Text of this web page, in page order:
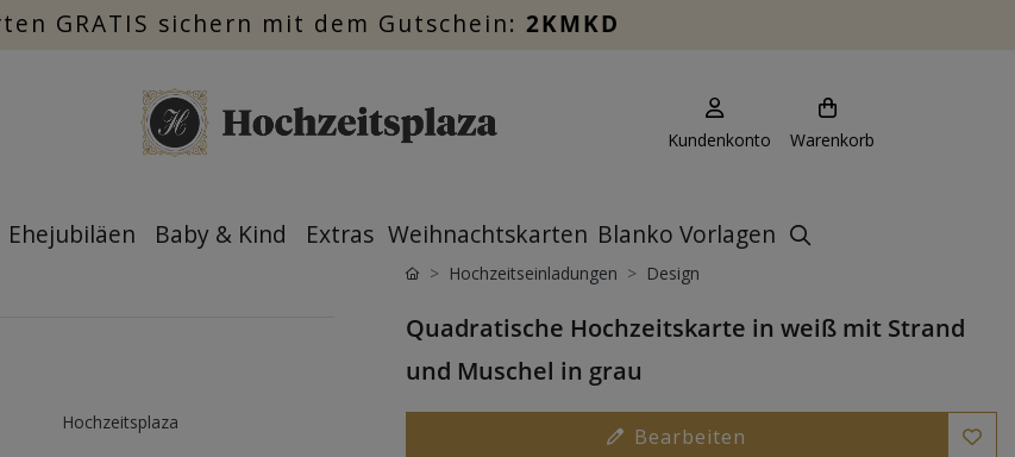
GRATIS sichern mit dem Gutschein: 2KMKD
Kundenkonto Warenkorb
Ehejubiläen Baby & Kind Extras Weihnachtskarten Blanko Vorlagen
Hochzeitsplaza
Hochzeitseinladungen Design
Quadratische Hochzeitskarte in weiß mit Strand
und Muschel in grau
Bearbeiten